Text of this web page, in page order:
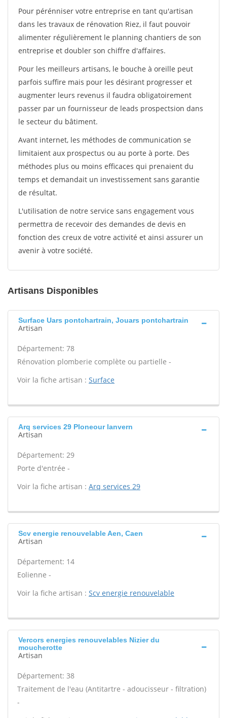
Pour pérénniser votre entreprise en tant qu'artisan
dans les travaux de rénovation Riez, il faut pouvoir
alimenter régulièrement le planning chantiers de son
entreprise et doubler son chiffre d'affaires.
Pour les meilleurs artisans, le bouche à oreille peut
parfois suffire mais pour les désirant progresser et
augmenter leurs revenus il faudra obligatoirement
passer par un fournisseur de leads prospectsion dans
le secteur du bâtiment.
Avant internet, les méthodes de communication se
limitaient aux prospectus ou au porte à porte. Des
méthodes plus ou moins efficaces qui prenaient du
temps et demandait un investissement sans garantie
de résultat.
L'utilisation de notre service sans engagement vous
permettra de recevoir des demandes de devis en
fonction des creux de votre activité et ainsi assurer un
avenir à votre société.
Artisans Disponibles
Surface Uars pontchartrain, Jouars pontchartrain
Artisan
Département: 78
Rénovation plomberie complète ou partielle -
Voir la fiche artisan : Surface
Arq services 29 Ploneour lanvern
Artisan
Département: 29
Porte d'entrée -
Voir la fiche artisan : Arq services 29
Scv energie renouvelable Aen, Caen
Artisan
Département: 14
Eolienne -
Voir la fiche artisan : Scv energie renouvelable
Vercors energies renouvelables Nizier du
moucherotte
Artisan
Département: 38
Traitement de l'eau (Antitartre - adoucisseur - filtration)
-